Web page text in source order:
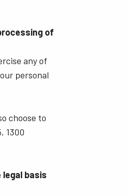
of
any of
personal
choose to
1300
basis